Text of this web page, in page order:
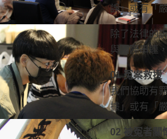
誤」或有「
除了法律的
與國際串連
01 冤案救援
我們協助有
據」或有「
02 被冤者關